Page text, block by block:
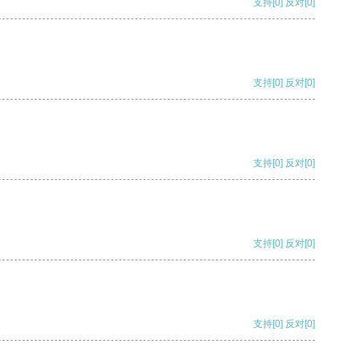
支持 [0] 反对 [0]
支持[0] 反对[0]
支持[0] 反对[0]
支持[0] 反对[0]
支持[0] 反对[0]